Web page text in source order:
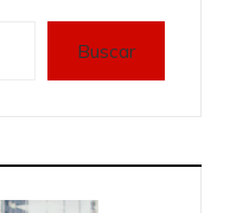
Buscar